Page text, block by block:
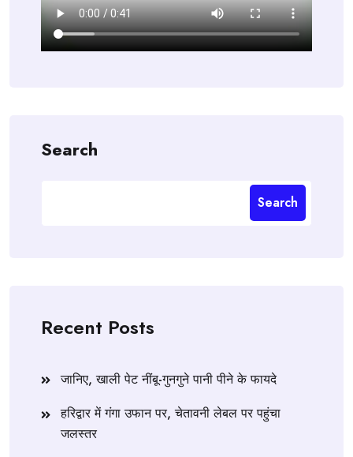
Search
Search
Recent Posts
जानिए, खाली पेट नींबू-गुनगुने पानी पीने के फायदे
हरिद्वार में गंगा उफान पर, चेतावनी लेबल पर पहुंचा
जलस्तर